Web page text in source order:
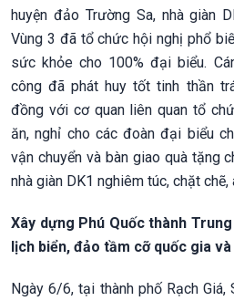
huyện đảo Trường Sa, nhà giàn
Vùng 3 đã tổ chức hội nghị phổ
sức khỏe cho 100% đại biểu.
công đã phát huy tốt tinh thần
đồng với cơ quan liên quan tổ
ăn, nghỉ cho các đoàn đại biểu
vận chuyển và bàn giao quà tặng
nhà giàn DK1 nghiêm túc, chặt chẽ,
Xây dựng Phú Quốc thành
lịch biển, đảo tầm cỡ quốc gia
Ngày 6/6, tại thành phố Rạch Giá,